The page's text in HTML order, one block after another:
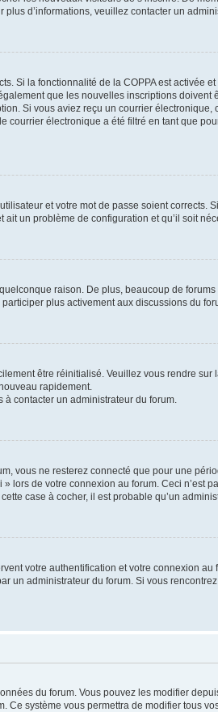
d’informations, veuillez contacter un
Si la fonctionnalité de la COPPA est activée
que les nouvelles inscriptions
Si vous aviez reçu un courrier
électronique a été filtré en tant que
et votre mot de passe soient
un problème de configuration et qu’il soit
raison. De plus, beaucoup de
plus activement aux discussions du
être réinitialisé. Veuillez vous rendre sur
rapidement.
contacter un administrateur du forum.
vous ne resterez connecté que pour une
lors de votre connexion au forum. Ceci n’est
case à cocher, il est probable qu’un
votre authentification et votre connexion
un administrateur du forum. Si vous
du forum. Vous pouvez les modifier
système vous permettra de modifier tous